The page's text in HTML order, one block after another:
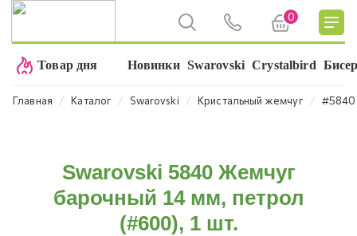
0
Товар дня Новинки Swarovski Crystalbird
Главная ⁄ Каталог ⁄ Swarovski ⁄ Кристальный жемчуг ⁄
Swarovski 5840 Жемчуг
барочный 14 мм, петрол
(#600), 1 шт.